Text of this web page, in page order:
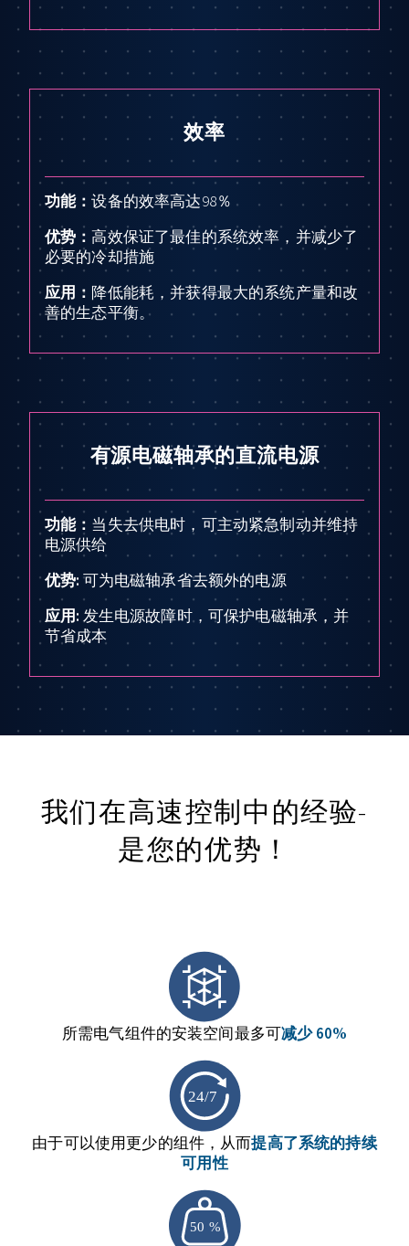
效率
功能：设备的效率高达98％
优势：高效保证了最佳的系统效率，并减少了
必要的冷却措施
应用： 降低能耗，并获得最大的系统产量和改
善的生态平衡。
有源电磁轴承的直流电源
功能： 当失去供电时，可主动紧急制动并维持
电源供给
优势: 可为电磁轴承省去额外的电源
应用: 发生电源故障时，可保护电磁轴承，并
节省成本
我们在高速控制中的经验-
是您的优势！
所需电气组件的安装空间最多可减少60%
由于可以使用更少的组件，从而提高了系统的持续
可用性